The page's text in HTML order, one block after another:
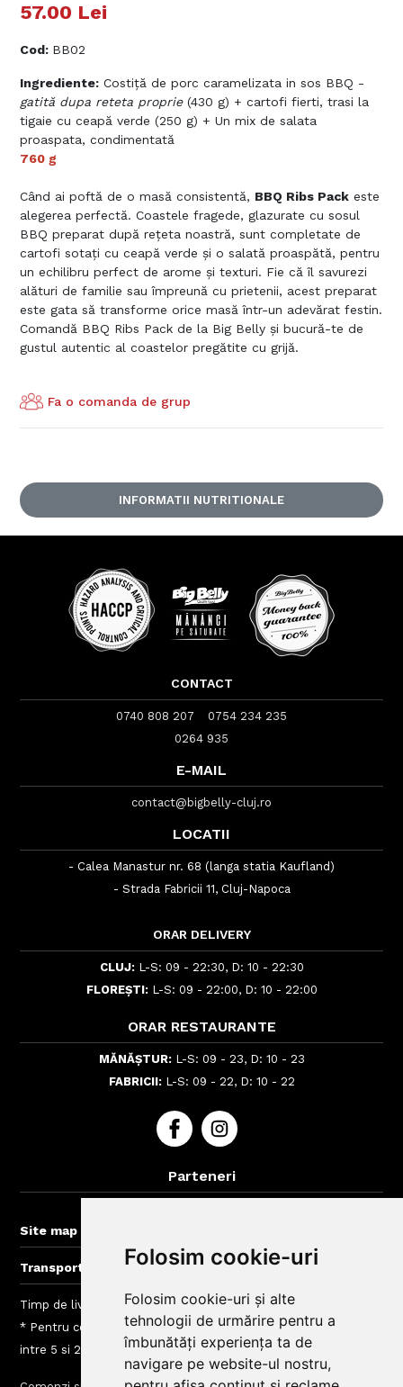
Folosim cookie-uri
Folosim cookie-uri și alte
tehnologii de urmărire pentru a
îmbunătăți experiența ta de
navigare pe website-ul nostru,
57.00 Lei
Cod: BB02
Ingrediente: Costiță de porc caramelizata in sos BBQ -
gatită dupa reteta proprie(430 g) + cartofi fierti, trasi la
tigaie cu ceapă verde (250 g) + Un mix de salata
proaspata, condimentată
760 g
Când ai poftă de o masă consistentă, BBQ Ribs Pack este
alegerea perfectă. Coastele fragede, glazurate cu sosul
BBQ preparat după rețeta noastră, sunt completate de
cartofi sotați cu ceapă verde și o salată proaspătă, pentru
un echilibru perfect de arome și texturi. Fie că îl savurezi
alături de familie sau împreună cu prietenii, acest preparat
este gata să transforme orice masă într-un adevărat festin.
Comandă BBQ Ribs Pack de la Big Belly și bucură-te de
gustul autentic al coastelor pregătite cu grijă.
Fa o comanda de grup
INFORMATII NUTRITIONALE
CONTACT
0740 808 207
0754 234 235
0264 935
E-MAIL
contact@bigbelly-cluj.ro
LOCATII
- Calea Manastur nr. 68 (langa statia Kaufland)
- Strada Fabricii 11, Cluj-Napoca
ORAR DELIVERY
CLUJ:L-S: 09 - 22:30, D: 10 - 22:30
FLOREȘTI:L-S: 09 - 22:00, D: 10 - 22:00
ORAR RESTAURANTE
MĂNĂȘTUR:L-S: 09 - 23, D: 10 - 23
FABRICII:L-S: 09 - 22, D: 10 - 22
Parteneri
Site map
Transport gratuit la comenzi > 60 lei
Timp de livrare mancare Cluj: intre 40 - 120 min
* Pentru comenzi mai mici de 60 Lei taxele de livrare sunt
intre 5 si 20 Lei, depinde de zona de livrare